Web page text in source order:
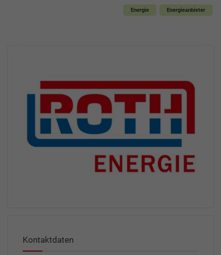
Energie Energieanbieter
Kontaktdaten